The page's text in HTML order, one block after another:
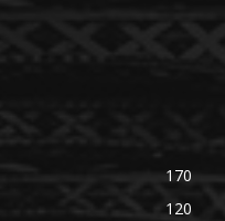
170
120